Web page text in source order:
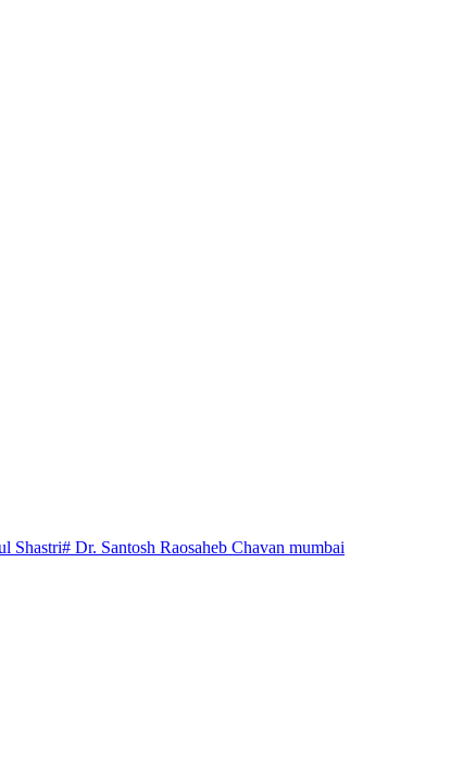
Shastri# Dr. Santosh Raosaheb Chavan mumbai